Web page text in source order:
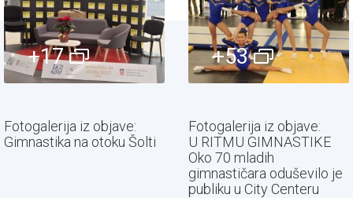
+17
Fotogalerija iz objave:
Gimnastika na otoku Šolti
+53
Fotogalerija iz objave:
U RITMU GIMNASTIKE
Oko 70 mladih
gimnastičara oduševilo je
publiku u City Centeru